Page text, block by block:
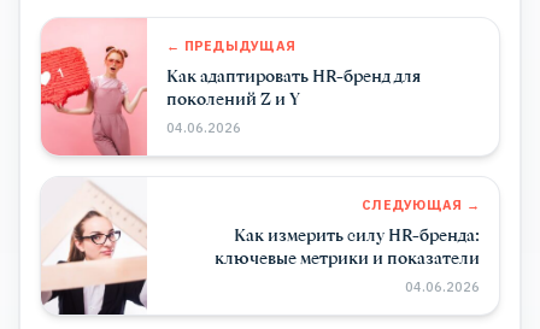
← ПРЕДЫДУЩАЯ
Как адаптировать HR-бренд для
поколений Z и Y
04.06.2026
СЛЕДУЮЩАЯ →
Как измерить силу HR-бренда:
ключевые метрики и показатели
04.06.2026